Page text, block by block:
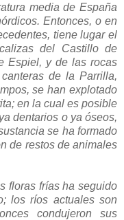
media de España
Entonces, o en
tiene lugar el
del Castillo de
Espiel, y de las rocas
de la Parrilla,
se han explotado
en la cual es posible
dentarios o ya óseos,
se ha formado
de restos de animales
floras frías ha seguido
los ríos actuales son
condujeron sus